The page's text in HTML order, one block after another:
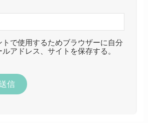
トで使用するためブラウザーに自分
アドレス、サイトを保存する。